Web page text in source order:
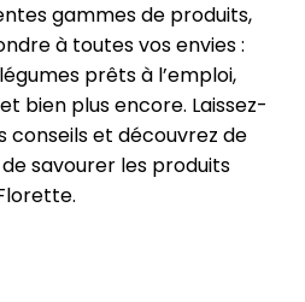
gammes de produits,
à toutes vos envies :
prêts à l’emploi,
bien plus encore. Laissez-
conseils et découvrez de
savourer les produits